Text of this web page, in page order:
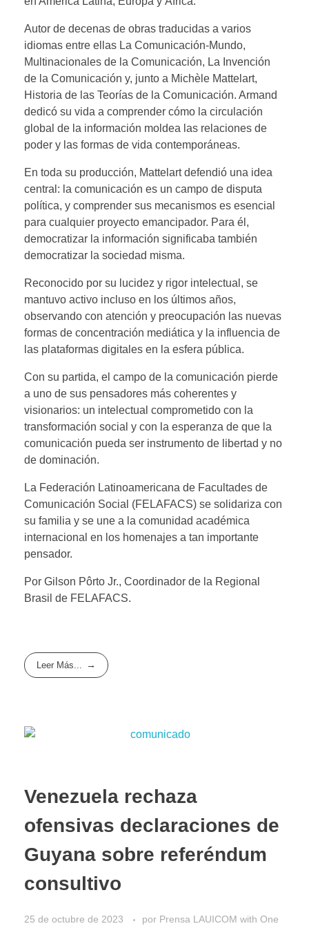
Autor de decenas de obras traducidas a varios
idiomas entre ellas La Comunicación-Mundo,
Multinacionales de la Comunicación, La Invención
de la Comunicación y, junto a Michèle Mattelart,
Historia de las Teorías de la Comunicación. Armand
dedicó su vida a comprender cómo la circulación
global de la información moldea las relaciones de
poder y las formas de vida contemporáneas.
En toda su producción, Mattelart defendió una idea
central: la comunicación es un campo de disputa
política, y comprender sus mecanismos es esencial
para cualquier proyecto emancipador. Para él,
democratizar la información significaba también
democratizar la sociedad misma.
Reconocido por su lucidez y rigor intelectual, se
mantuvo activo incluso en los últimos años,
observando con atención y preocupación las nuevas
formas de concentración mediática y la influencia de
las plataformas digitales en la esfera pública.
Con su partida, el campo de la comunicación pierde
a uno de sus pensadores más coherentes y
visionarios: un intelectual comprometido con la
transformación social y con la esperanza de que la
comunicación pueda ser instrumento de libertad y no
de dominación.
La Federación Latinoamericana de Facultades de
Comunicación Social (FELAFACS) se solidariza con
su familia y se une a la comunidad académica
internacional en los homenajes a tan importante
pensador.
Por Gilson Pôrto Jr., Coordinador de la Regional
Brasil de FELAFACS.
Leer Más...
Venezuela rechaza
ofensivas declaraciones de
Guyana sobre referéndum
consultivo
25 de octubre de 2023 por Prensa LAUICOM with One